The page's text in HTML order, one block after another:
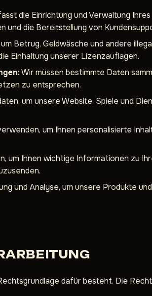
die Einrichtung und Verwaltung
und die Bereitstellung von
Betrug, Geldwäsche und andere
Einhaltung unserer Lizenzauflagen.
Wir müssen bestimmte Daten
zu entsprechen.
um unsere Website, Spiele und
um Ihnen personalisierte
um Ihnen wichtige Informationen zu
und Analyse, um unsere Produkte
dafür besteht. Die